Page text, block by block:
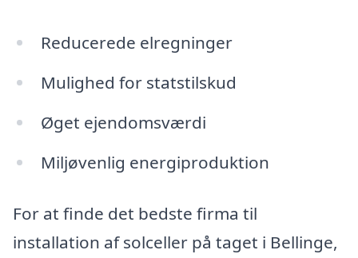
Reducerede elregninger
Mulighed for statstilskud
Øget ejendomsværdi
Miljøvenlig energiproduktion
For at finde det bedste firma til
installation af solceller på taget i Bellinge,